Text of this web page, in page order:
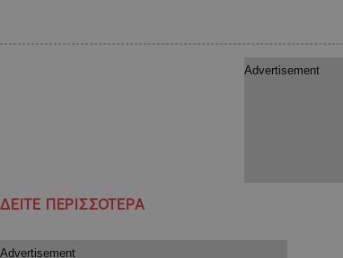
ΔΕΙΤΕ ΠΕΡΙΣΣΟΤΕΡΑ